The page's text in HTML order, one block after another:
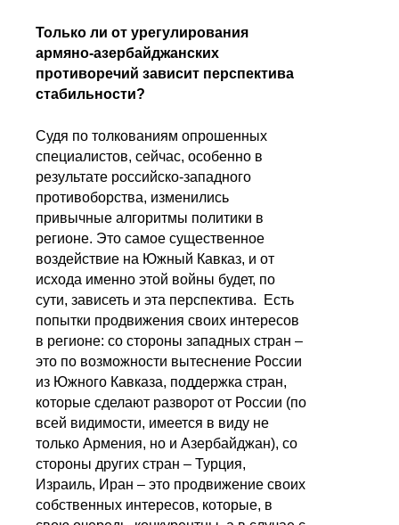
Только ли от урегулирования
армяно-азербайджанских
противоречий зависит перспектива
стабильности?
Судя по толкованиям опрошенных
специалистов, сейчас, особенно в
результате российско-западного
противоборства, изменились
привычные алгоритмы политики в
регионе. Это самое существенное
воздействие на Южный Кавказ, и от
исхода именно этой войны будет, по
сути, зависеть и эта перспектива. Есть
попытки продвижения своих интересов
в регионе: со стороны западных стран –
это по возможности вытеснение России
из Южного Кавказа, поддержка стран,
которые сделают разворот от России (по
всей видимости, имеется в виду не
только Армения, но и Азербайджан), со
стороны других стран – Турция,
Израиль, Иран – это продвижение своих
собственных интересов, которые, в